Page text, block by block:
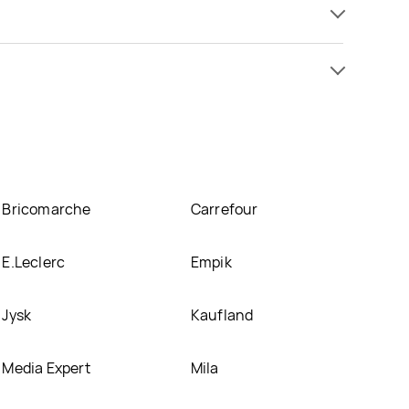
Bricomarche Carrefour
E.Leclerc Empik
Jysk Kaufland
Media Expert Mila